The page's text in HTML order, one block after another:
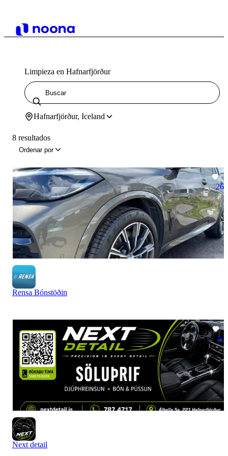
Limpieza en Hafnarfjörður
Hafnarfjörður, Iceland
8 resultados
Ordenar por
26
Rensa Bónstöðin
11
Next detail